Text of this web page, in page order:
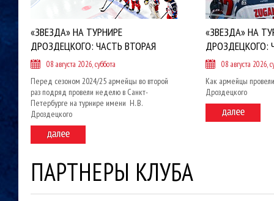
«ЗВЕЗДА» НА ТУРНИРЕ
ДРОЗДЕЦКОГО: ЧАСТЬ ВТОРАЯ
08 августа 2026, суббота
Перед сезоном 2024/25 армейцы во второй
раз подряд провели неделю в Санкт-
Петербурге на турнире имени Н. В.
Дроздецкого
«ЗВЕЗДА» НА
ДРОЗДЕЦКОГО:
08 августа 2026,
Как армейцы
Дроздецкого
ПАРТНЕРЫ КЛУБА